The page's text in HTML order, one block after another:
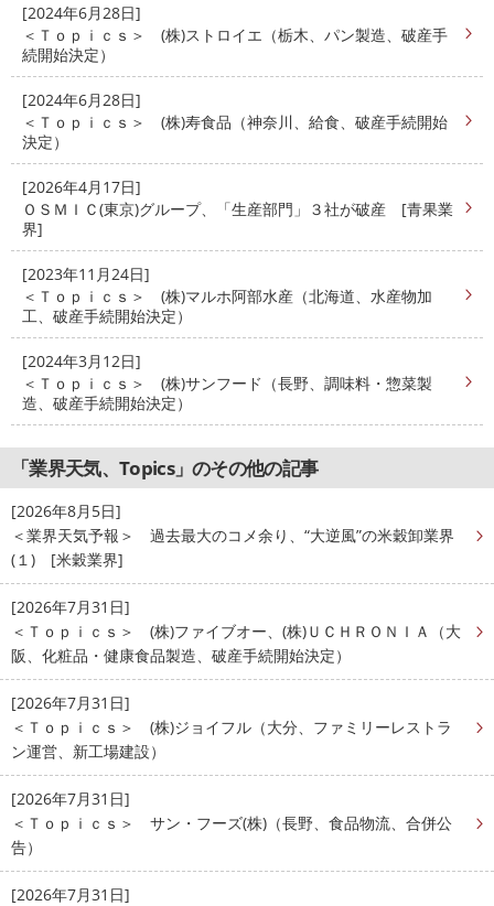
[2024年6月28日]
＜Ｔｏｐｉｃｓ＞ (株)ストロイエ（栃木、パン製造、破産手
続開始決定）
[2024年6月28日]
＜Ｔｏｐｉｃｓ＞ (株)寿食品（神奈川、給食、破産手続開始
決定）
[2026年4月17日]
ＯＳＭＩＣ(東京)グループ、「生産部門」３社が破産 [青果業
界]
[2023年11月24日]
＜Ｔｏｐｉｃｓ＞ (株)マルホ阿部水産（北海道、水産物加
工、破産手続開始決定）
[2024年3月12日]
＜Ｔｏｐｉｃｓ＞ (株)サンフード（長野、調味料・惣菜製
造、破産手続開始決定）
「業界天気、Topics」のその他の記事
[2026年8月5日]
＜業界天気予報＞ 過去最大のコメ余り、“大逆風”の米穀卸業界
(１) [米穀業界]
[2026年7月31日]
＜Ｔｏｐｉｃｓ＞ (株)ファイブオー、(株)ＵＣＨＲＯＮＩＡ（大
阪、化粧品・健康食品製造、破産手続開始決定）
[2026年7月31日]
＜Ｔｏｐｉｃｓ＞ (株)ジョイフル（大分、ファミリーレストラ
ン運営、新工場建設）
[2026年7月31日]
＜Ｔｏｐｉｃｓ＞ サン・フーズ(株)（長野、食品物流、合併公
告）
[2026年7月31日]